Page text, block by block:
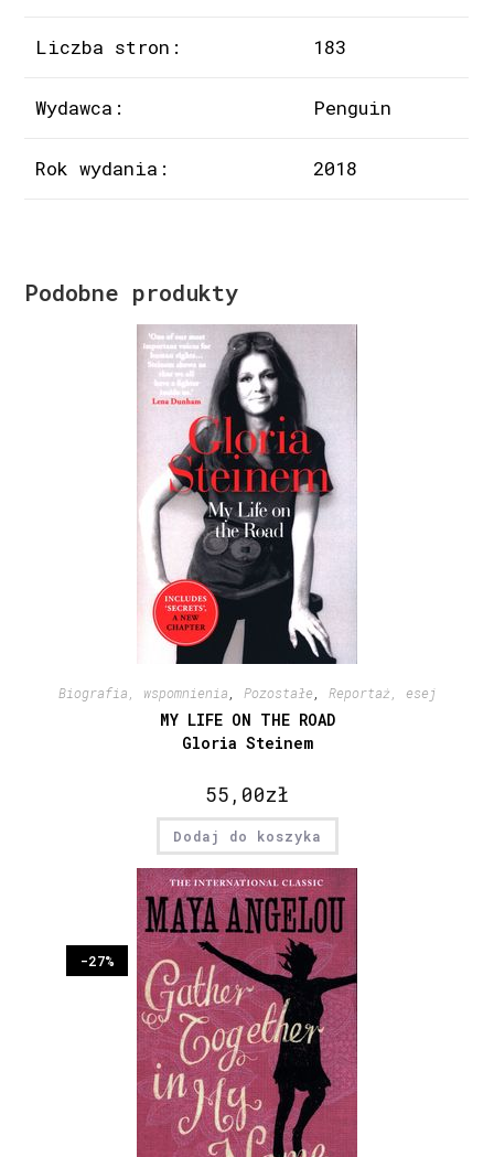
Liczba stron: 183
Wydawca: Penguin
Rok wydania: 2018
Podobne produkty
Biografia, wspomnienia Pozostałe Reportaż, esej
MY LIFE ON THE ROAD
Gloria Steinem
55,00zł
Dodaj do koszyka
-27%